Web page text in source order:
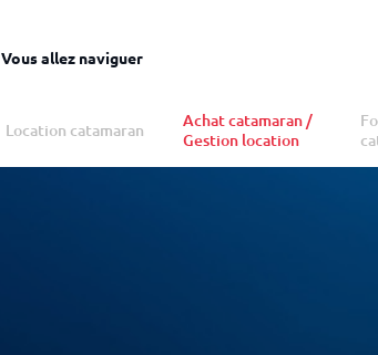
Vous allez naviguer
Location catamaran
Achat catamaran /
Gestion location